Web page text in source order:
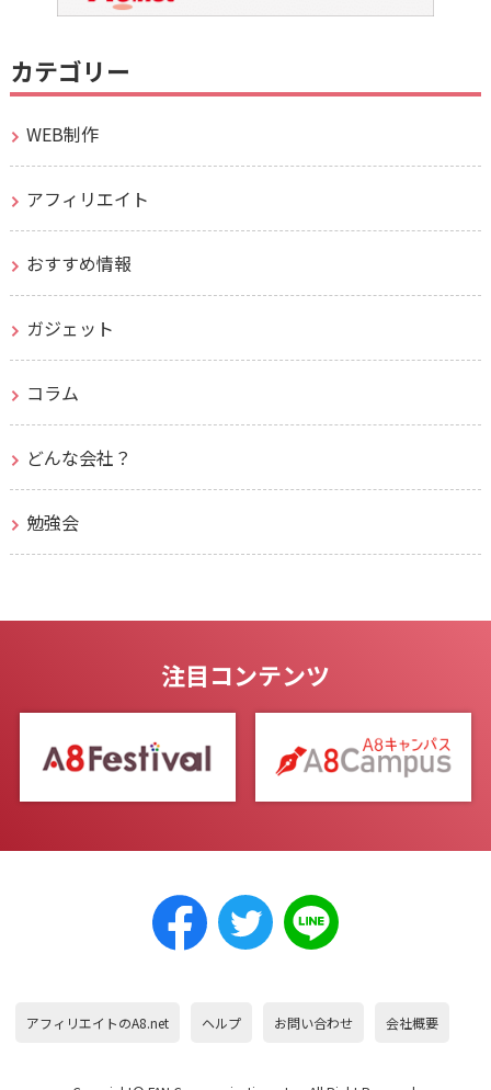
カテゴリー
WEB制作
アフィリエイト
おすすめ情報
ガジェット
コラム
どんな会社？
勉強会
注目コンテンツ
アフィリエイトのA8.net ヘルプ お問い合わせ 会社概要